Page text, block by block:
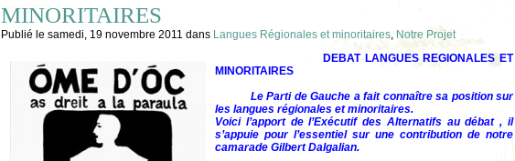
MINORITAIRES
Publié le samedi, 19 novembre 2011 dans Langues Régionales et minoritaires, Notre Projet
DEBAT LANGUES REGIONALES ET
MINORITAIRES
Le Parti de Gauche a fait connaître sa position sur
les langues régionales et minoritaires.
Voici l’apport de l’Exécutif des Alternatifs au débat , il
s’appuie pour l’essentiel sur une contribution de notre
camarade Gilbert Dalgalian.